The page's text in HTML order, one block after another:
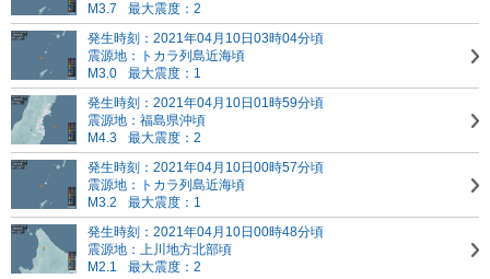
M3.7
最大震度：2
発生時刻：2021年04月10日03時04分頃
震源地：トカラ列島近海頃
M3.0
最大震度：1
発生時刻：2021年04月10日01時59分頃
震源地：福島県沖頃
M4.3
最大震度：2
発生時刻：2021年04月10日00時57分頃
震源地：トカラ列島近海頃
M3.2
最大震度：1
発生時刻：2021年04月10日00時48分頃
震源地：上川地方北部頃
M2.1
最大震度：2